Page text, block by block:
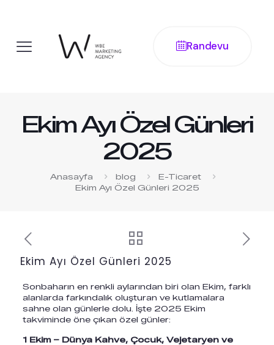
Randevu
Ekim Ayı Özel Günleri
2025
Anasayfa blog
E-Ticaret
Ekim Ayı Özel Günleri 2025
Ekim Ayı Özel Günleri 2025
Sonbaharın en renkli aylarından biri olan Ekim, farklı
alanlarda farkındalık oluşturan ve kutlamalara
sahne olan günlerle dolu. İşte 2025 Ekim
takviminde öne çıkan özel günler:
1 Ekim – Dünya Kahve, Çocuk, Vejetaryen ve